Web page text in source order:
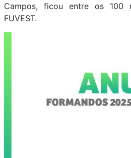
Campos, ficou entre os 100
FUVEST.